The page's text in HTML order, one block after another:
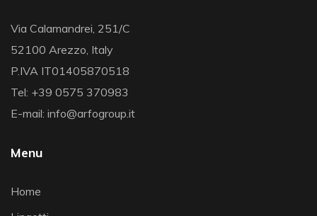
Via Calamandrei, 251/C
52100 Arezzo, Italy
P.IVA IT01405870518
Tel: +39 0575 370983
E-mail: info@arfogroup.it
Menu
Home